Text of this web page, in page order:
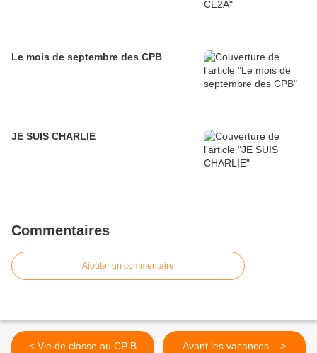
Le mois de septembre des CPB
JE SUIS CHARLIE
Commentaires
Ajouter un commentaire
< Vie de classe au CP B
Avant les vacances... >